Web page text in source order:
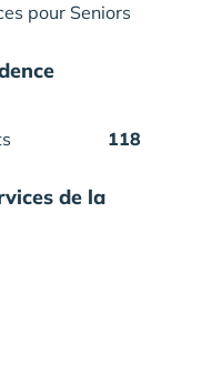
pour Seniors
118
de la